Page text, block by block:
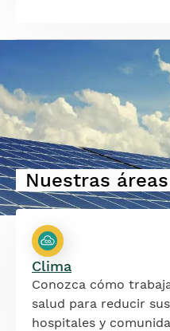
Nuestras
Clima
Conozca cómo
salud para reducir
hospitales y